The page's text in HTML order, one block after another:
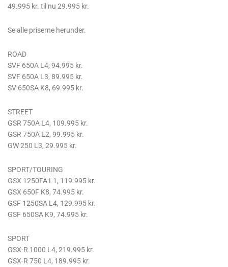
49.995 kr. til nu 29.995 kr.
Se alle priserne herunder.
ROAD
SVF 650A L4, 94.995 kr.
SVF 650A L3, 89.995 kr.
SV 650SA K8, 69.995 kr.
STREET
GSR 750A L4, 109.995 kr.
GSR 750A L2, 99.995 kr.
GW 250 L3, 29.995 kr.
SPORT/TOURING
GSX 1250FA L1, 119.995 kr.
GSX 650F K8, 74.995 kr.
GSF 1250SA L4, 129.995 kr.
GSF 650SA K9, 74.995 kr.
SPORT
GSX-R 1000 L4, 219.995 kr.
GSX-R 750 L4, 189.995 kr.